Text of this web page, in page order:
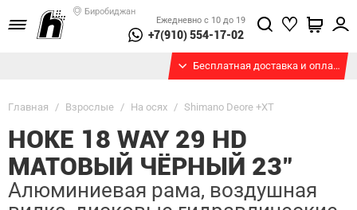
Биробиджан
Ежедневно с 10 до 19
+7(910) 554-17-02
Бесплатная доставка и оплата при получении
Главная / Взрослые / На осях / Shimano Deore +XT
HOKE 18 WAY 29 HD
МАТОВЫЙ ЧЁРНЫЙ 23"
Алюминиевая рама, воздушная